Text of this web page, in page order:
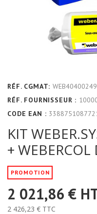
RÉF. CGMAT:
RÉF. FOURNISSEUR :
CODE EAN :
KIT
+ WEBERCOL
PROMOTION
2 021,86 €
2 426,23 € TTC